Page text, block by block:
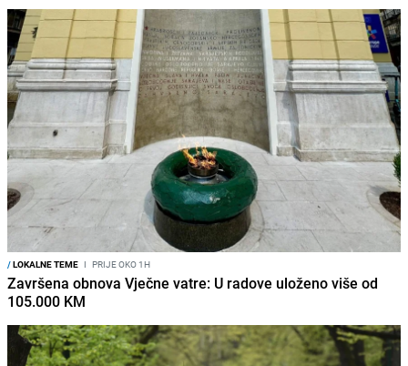
/LOKALNE TEME I PRIJE OKO 1H
Završena obnova Vječne vatre: U radove uloženo više od
105.000 KM